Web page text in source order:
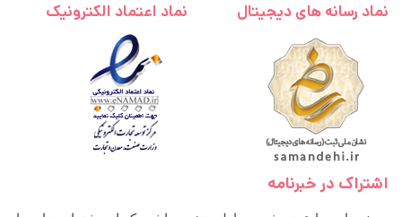
نماد رسانه های دیجیتال نماد اعتماد الکترونیک
اشتراک در خبرنامه